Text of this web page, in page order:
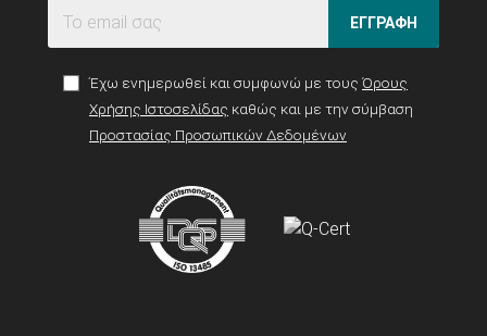
ΕΓΓΡΑΦΗ
Έχω ενημερωθεί και συμφωνώ με τους Όρους
Χρήσης Ιστοσελίδας καθώς και με την σύμβαση
Προστασίας Προσωπικών Δεδομένων